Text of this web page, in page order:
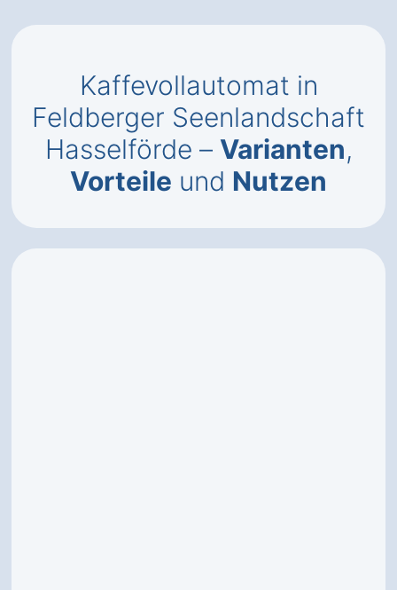
Kaffevollautomat in
Feldberger Seenlandschaft
Hasselförde – Varianten,
Vorteile und Nutzen